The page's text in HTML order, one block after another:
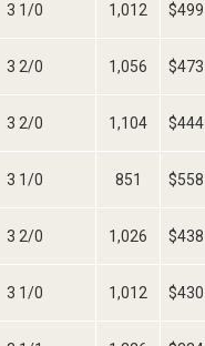
3 1/0 1,012 $499
3 2/0 1,056 $473
3 2/0 1,104 $444
3 1/0 851 $558
3 2/0 1,026 $438
3 1/0 1,012 $430